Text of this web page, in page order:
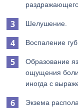
Шелушение.
Воспаление
Образование
ощущения
иногда с
Экзема